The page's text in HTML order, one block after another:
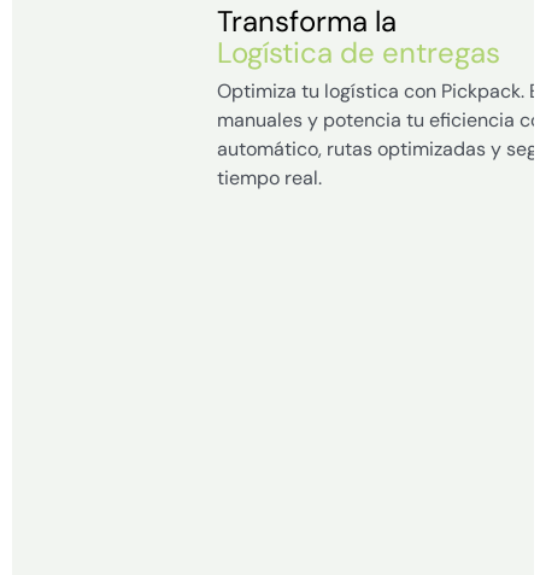
Transforma la
Logística de entregas
Optimiza tu logística con Pickpack.
manuales y potencia tu eficiencia
automático, rutas optimizadas y
tiempo real.